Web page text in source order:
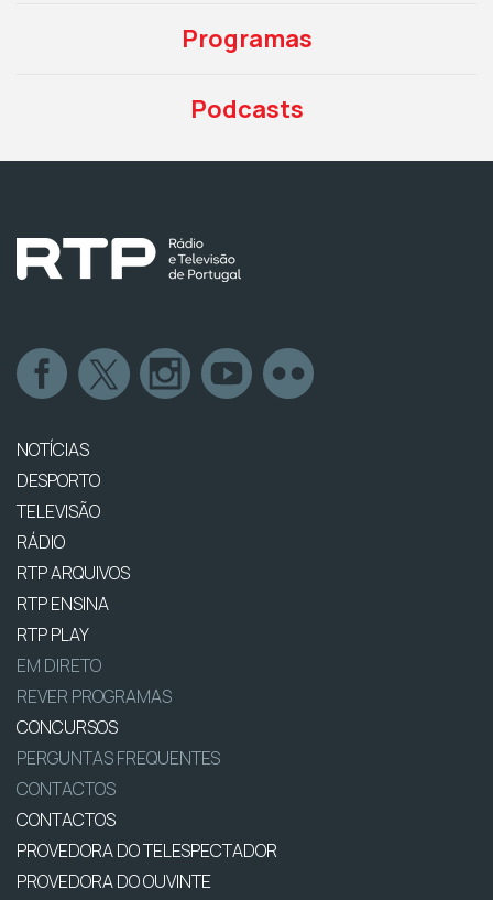
Programas
Podcasts
NOTÍCIAS
DESPORTO
TELEVISÃO
RÁDIO
RTP ARQUIVOS
RTP ENSINA
RTP PLAY
EM DIRETO
REVER PROGRAMAS
CONCURSOS
PERGUNTAS FREQUENTES
CONTACTOS
CONTACTOS
PROVEDORA DO TELESPECTADOR
PROVEDORA DO OUVINTE